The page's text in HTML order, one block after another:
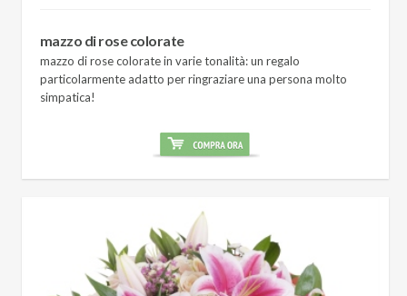
mazzo di rose colorate
mazzo di rose colorate in varie tonalità: un regalo
particolarmente adatto per ringraziare una persona molto
simpatica!